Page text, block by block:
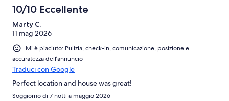
10/10 Eccellente
Marty C.
11 mag 2026
Mi è piaciuto: Pulizia, check-in, comunicazione, posizione e
accuratezza dell’annuncio
Traduci con Google
Perfect location and house was great!
Soggiorno di 7 notti a maggio 2026